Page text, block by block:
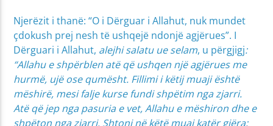
Njerëzit i thanë: “O i Dërguar i Allahut, nuk mundet
çdokush prej nesh të ushqejë ndonjë agjërues”. I
Dërguari i Allahut, alejhi salatu ue selam, u përgjigj:
“Allahu e shpërblen atë që ushqen një agjërues me
hurmë, ujë ose qumësht. Fillimi i këtij muaji është
mëshirë, mesi falje kurse fundi shpëtim nga zjarri.
Atë që jep nga pasuria e vet, Allahu e mëshiron dhe e
shpëton nga zjarri. Shtoni në këtë muaj katër gjëra: